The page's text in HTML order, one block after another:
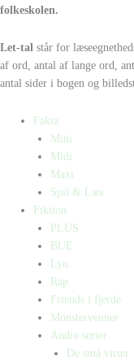
folkeskolen.
Let-tal står for
af ord, antal af lange ord,
antal sider i bogen og
Fakta
Mini
Midi
Maxi
Spil & Læs
Fiktion
PLUS
BUE
Lyn
Rap
Friends i fjerde
Monstervenner
Andre serier
De små vitser